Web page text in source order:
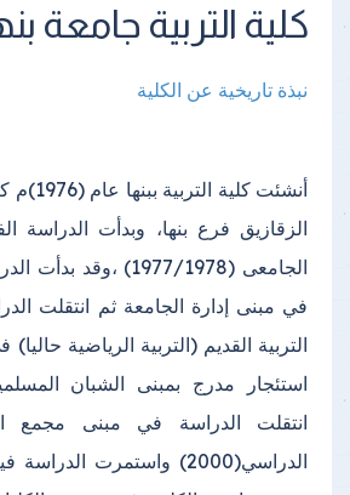
كلية التربية جامعة
نبذة تاريخية عن الكلية
أنشئت
الزقازيق فرع بنها، وبدأت الدراسة
الجامعى (1977/1978)
في مبنى إدارة الجامعة ثم انتقلت
استئجار مدرج بمبنى الشبان
انتقلت الدراسة في مبنى مجمع
الدراسي(2000) واستمرت